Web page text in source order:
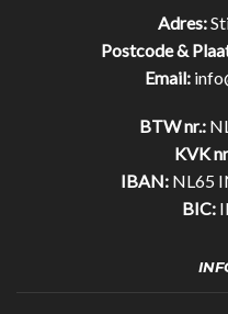
Adres:
Postcode &
Email:
BTW nr.:
KVK
IBAN:NL65
BIC: